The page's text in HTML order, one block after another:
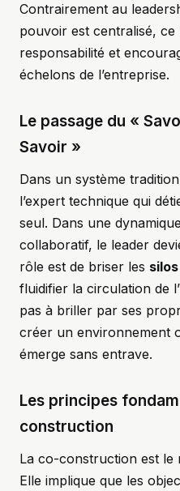
Contrairement au
pouvoir est centralisé, ce
responsabilité et
échelons de l’entreprise.
Le passage du «
Savoir »
Dans un système
l’expert technique qui
seul. Dans une
collaboratif, le leader
rôle est de briser les
fluidifier la circulation de
pas à briller par ses
créer un environnement
émerge sans entrave.
Les principes
construction
La co-construction est le
Elle implique que les